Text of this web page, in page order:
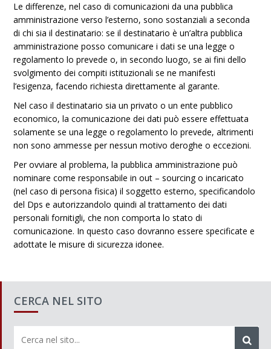
Le differenze, nel caso di comunicazioni da una pubblica
amministrazione verso l’esterno, sono sostanziali a seconda
di chi sia il destinatario: se il destinatario è un’altra pubblica
amministrazione posso comunicare i dati se una legge o
regolamento lo prevede o, in secondo luogo, se ai fini dello
svolgimento dei compiti istituzionali se ne manifesti
l’esigenza, facendo richiesta direttamente al garante.
Nel caso il destinatario sia un privato o un ente pubblico
economico, la comunicazione dei dati può essere effettuata
solamente se una legge o regolamento lo prevede, altrimenti
non sono ammesse per nessun motivo deroghe o eccezioni.
Per ovviare al problema, la pubblica amministrazione può
nominare come responsabile in out – sourcing o incaricato
(nel caso di persona fisica) il soggetto esterno, specificandolo
del Dps e autorizzandolo quindi al trattamento dei dati
personali fornitigli, che non comporta lo stato di
comunicazione. In questo caso dovranno essere specificate e
adottate le misure di sicurezza idonee.
CERCA NEL SITO